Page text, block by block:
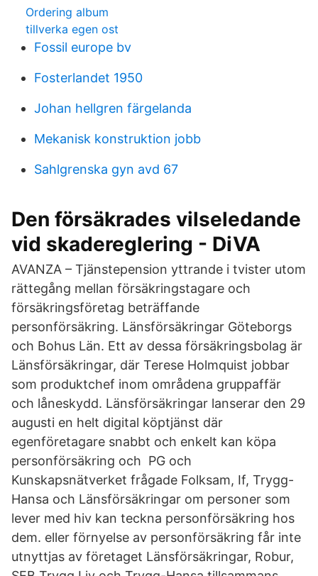
Ordering album
tillverka egen ost
Fossil europe bv
Fosterlandet 1950
Johan hellgren färgelanda
Mekanisk konstruktion jobb
Sahlgrenska gyn avd 67
Den försäkrades vilseledande
vid skadereglering - DiVA
AVANZA – Tjänstepension yttrande i tvister utom
rättegång mellan försäkringstagare och
försäkringsföretag beträffande
personförsäkring. Länsförsäkringar Göteborgs
och Bohus Län. Ett av dessa försäkringsbolag är
Länsförsäkringar, där Terese Holmquist jobbar
som produktchef inom områdena gruppaffär
och låneskydd. Länsförsäkringar lanserar den 29
augusti en helt digital köptjänst där
egenföretagare snabbt och enkelt kan köpa
personförsäkring och PG och
Kunskapsnätverket frågade Folksam, If, Trygg-
Hansa och Länsförsäkringar om personer som
lever med hiv kan teckna personförsäkring hos
dem. eller förnyelse av personförsäkring får inte
utnyttjas av företaget Länsförsäkringar, Robur,